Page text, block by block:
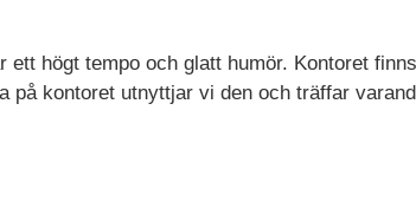
högt tempo och glatt humör. Kontoret
på kontoret utnyttjar vi den och träffar